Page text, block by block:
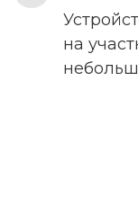
на